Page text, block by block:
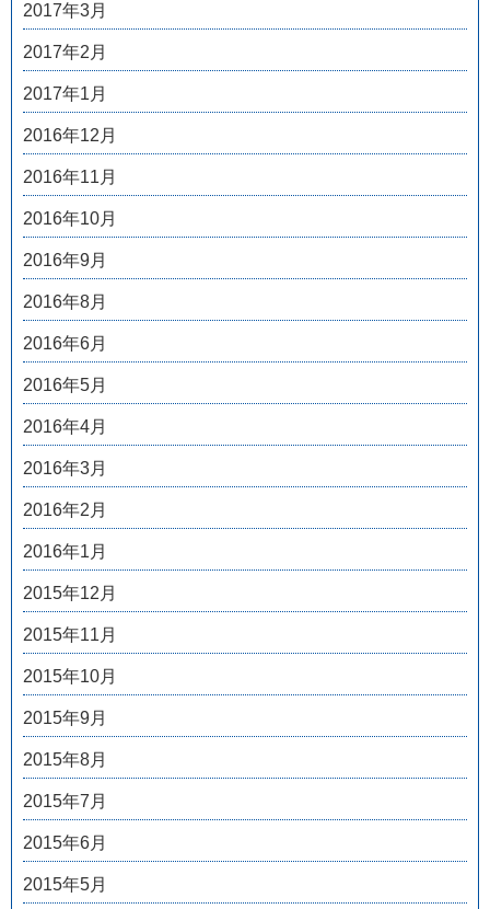
2017年3月
2017年2月
2017年1月
2016年12月
2016年11月
2016年10月
2016年9月
2016年8月
2016年6月
2016年5月
2016年4月
2016年3月
2016年2月
2016年1月
2015年12月
2015年11月
2015年10月
2015年9月
2015年8月
2015年7月
2015年6月
2015年5月